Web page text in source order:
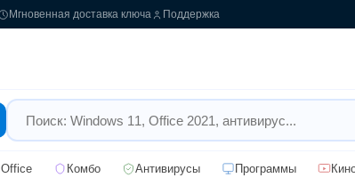
Мгновенная доставка ключа Поддержка
Office Комбо Антивирусы Программы